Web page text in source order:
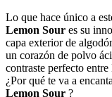
Lo que hace único a
Lemon Sour es su
capa exterior de
un corazón de polvo
contraste perfecto
¿Por qué te va a
Lemon Sour ?